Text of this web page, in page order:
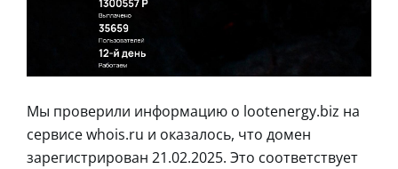
Мы проверили информацию о lootenergy.biz на
сервисе whois.ru и оказалось, что домен
зарегистрирован 21.02.2025. Это соответствует